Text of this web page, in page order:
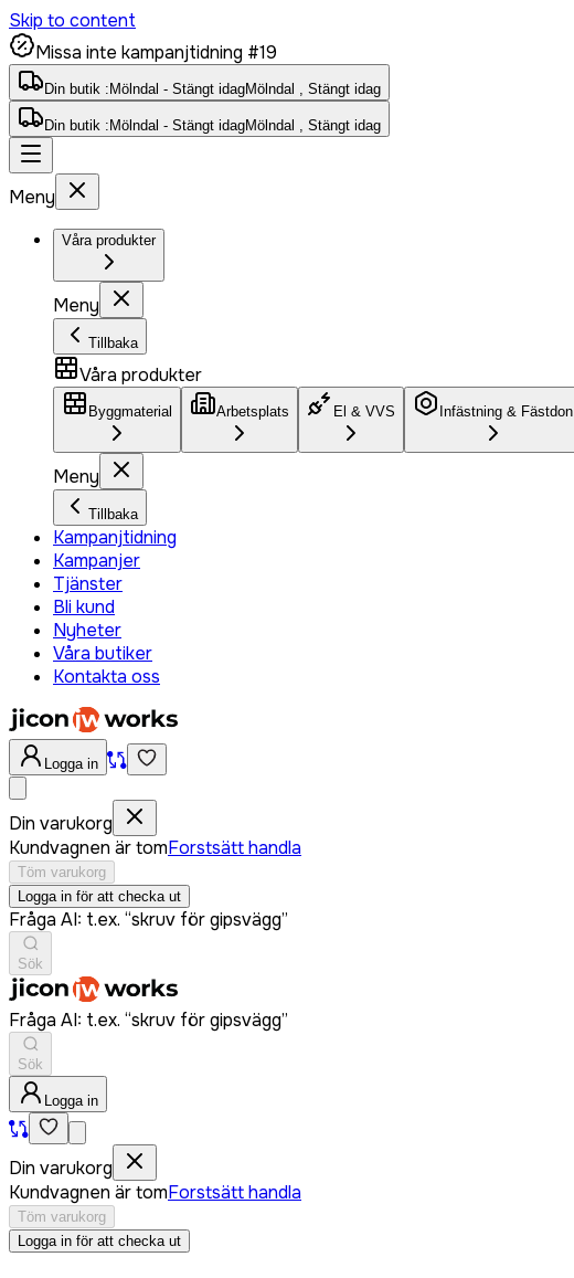
Skip to content
Missa inte kampanjtidning #19
Din butik : Mölndal - Stängt idagMölndal , Stängt idag
Din butik : Mölndal - Stängt idagMölndal , Stängt idag
Meny
Våra produkter
Meny
Tillbaka
Våra produkter
Byggmaterial Arbetsplats El & VVS Infästning & Fästdon
Meny
Tillbaka
Kampanjtidning
Kampanjer
Tjänster
Bli kund
Nyheter
Våra butiker
Kontakta oss
Logga in
Din varukorg
Kundvagnen är tomForstsätt handla
Töm varukorg
Logga in för att checka ut
Fråga AI: t.ex. “skruv för gipsvägg”
Sök
Fråga AI: t.ex. “skruv för gipsvägg”
Sök
Logga in
Din varukorg
Kundvagnen är tomForstsätt handla
Töm varukorg
Logga in för att checka ut